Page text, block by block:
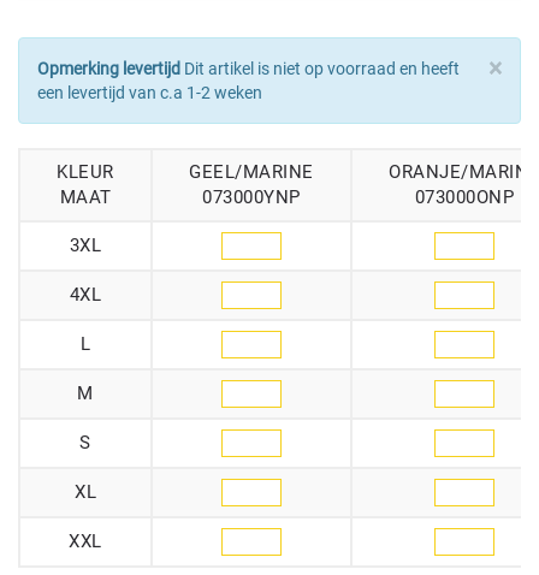
×
Opmerking levertijd Dit artikel is niet op voorraad en heeft
een levertijd van c.a 1-2 weken
KLEUR
MAAT
GEEL/MARINE
073000YNP
ORANJE/MARINE
073000ONP
3XL
4XL
L
M
S
XL
XXL